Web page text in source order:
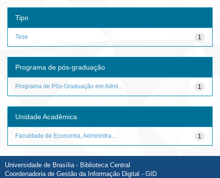
Tipo
1
Tese
Programa de pós-graduação
1
Programa de Pós-Graduação em Admi...
Unidade Acadêmica
1
Faculdade de Economia, Administra...
Universidade de Brasília - Biblioteca Central
Coordenadoria de Gestão da Informação Digital - GID